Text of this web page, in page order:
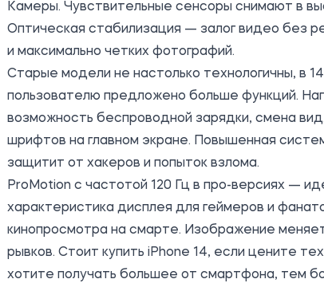
Камеры. Чувствительные сенсоры снимают в
Оптическая стабилизация — залог видео без
и максимально четких фотографий.
Старые модели не настолько технологичны, в
пользователю предложено больше функций.
возможность беспроводной зарядки, смена
шрифтов на главном экране. Повышенная
защитит от хакеров и попыток взлома.
ProMotion с частотой 120 Гц в про-версиях —
характеристика дисплея для геймеров и
кинопросмотра на смарте. Изображение
рывков. Стоит купить iPhone 14, если цените
хотите получать большее от смартфона, тем